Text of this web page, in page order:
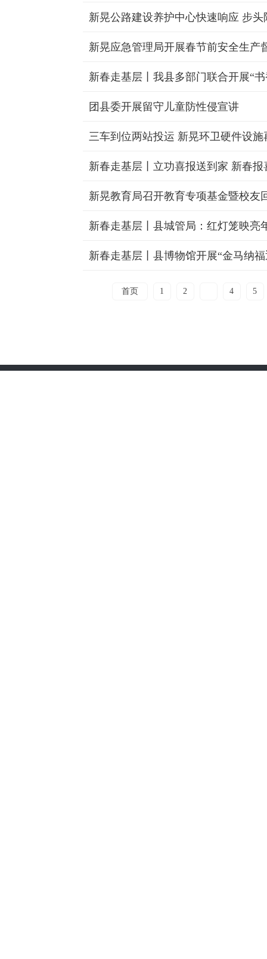
新晃应急管理局开展春节前安全生产
新春走基层丨我县多部门联合开展“
团县委开展留守儿童防性侵宣讲
三车到位两站投运 新晃环卫硬件设施
新春走基层丨立功喜报送到家 新春报
新晃教育局召开教育专项基金暨校友
新春走基层丨县城管局：红灯笼映亮
新春走基层丨县博物馆开展“金马纳
首页 1 2 4 5